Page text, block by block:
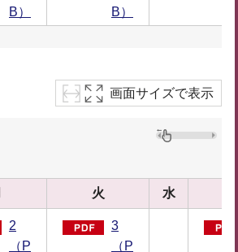
B）
B）
画面サイズで表示
火 水
2
（P
3
（P